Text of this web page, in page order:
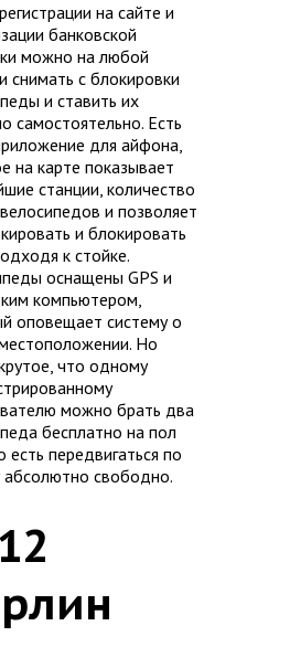
на сайте и
банковской
можно на любой
снимать с блокировки
и ставить их
самостоятельно. Есть
для айфона,
на карте показывает
станции, количество
и позволяет
и блокировать
к стойке.
оснащены GPS и
компьютером,
оповещает систему о
Но
что одному
можно брать два
бесплатно на пол
есть передвигаться по
абсолютно свободно.